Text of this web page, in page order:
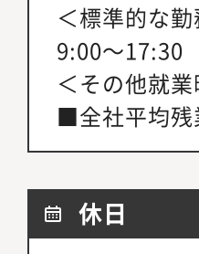
＜標準的な
9:00～17:30
＜その他就
■全社平均残
休日